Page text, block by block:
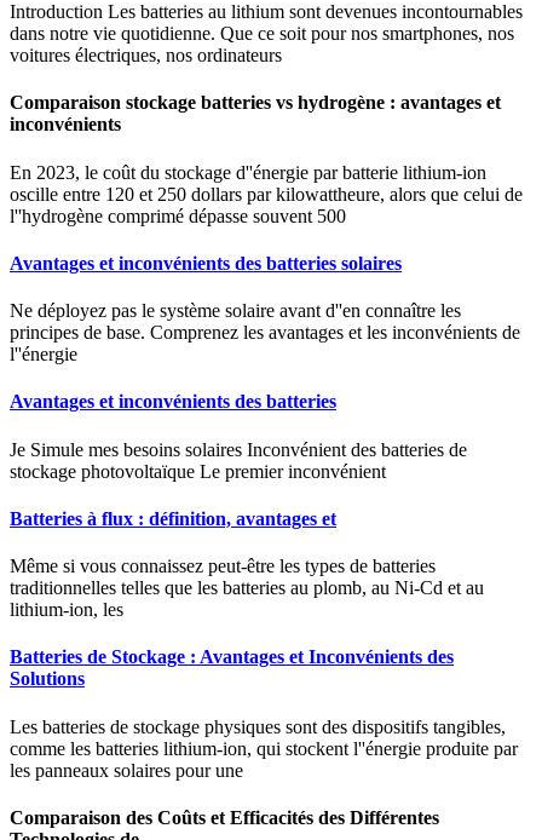
Introduction Les batteries au lithium sont devenues incontournables
dans notre vie quotidienne. Que ce soit pour nos smartphones, nos
voitures électriques, nos ordinateurs
Comparaison stockage batteries vs hydrogène : avantages et
inconvénients
En 2023, le coût du stockage d''énergie par batterie lithium-ion
oscille entre 120 et 250 dollars par kilowattheure, alors que celui de
l''hydrogène comprimé dépasse souvent 500
Avantages et inconvénients des batteries solaires
Ne déployez pas le système solaire avant d''en connaître les
principes de base. Comprenez les avantages et les inconvénients de
l''énergie
Avantages et inconvénients des batteries
Je Simule mes besoins solaires Inconvénient des batteries de
stockage photovoltaïque Le premier inconvénient
Batteries à flux : définition, avantages et
Même si vous connaissez peut-être les types de batteries
traditionnelles telles que les batteries au plomb, au Ni-Cd et au
lithium-ion, les
Batteries de Stockage : Avantages et Inconvénients des
Solutions
Les batteries de stockage physiques sont des dispositifs tangibles,
comme les batteries lithium-ion, qui stockent l''énergie produite par
les panneaux solaires pour une
Comparaison des Coûts et Efficacités des Différentes